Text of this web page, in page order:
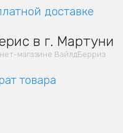
доставке
в г. Мартуни
магазине ВайлдБерриз
товара